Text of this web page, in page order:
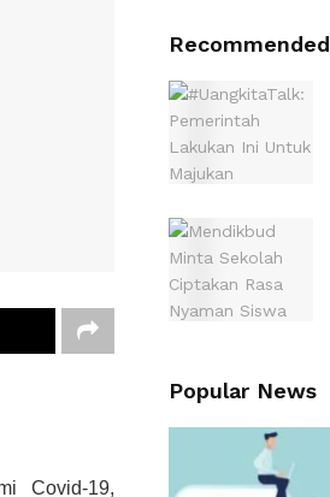
Covid-19,
Recommended
Popular News